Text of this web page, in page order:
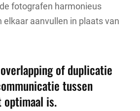
fotografen harmonieus
elkaar aanvullen in plaats van
of duplicatie
tussen
is.